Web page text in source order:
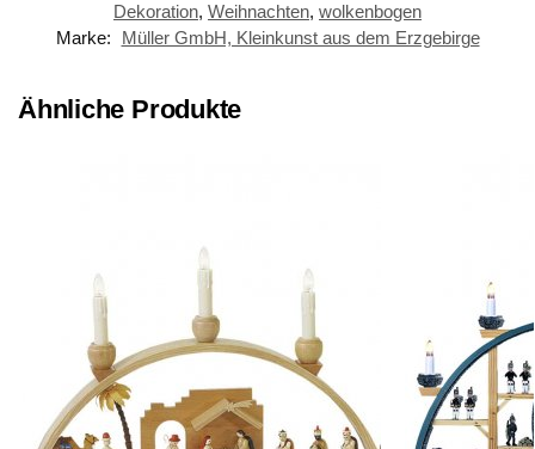
Dekoration, Weihnachten, wolkenbogen
Marke:
Müller GmbH, Kleinkunst aus dem Erzgebirge
Ähnliche Produkte